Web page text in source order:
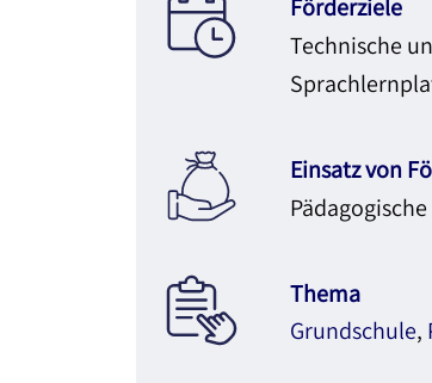
Förderziele
Technische
Einsatz von
Thema
Grundschule,